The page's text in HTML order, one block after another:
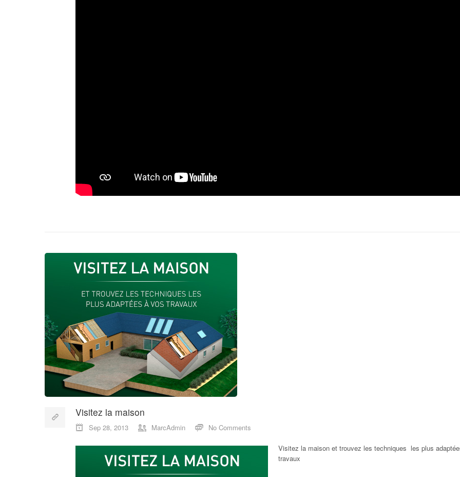
Visitez la maison
Sep 28, 2013 MarcAdmin No Comments
Visitez la maison et trouvez les techniques les plus
travaux